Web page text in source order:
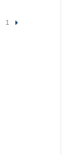
1